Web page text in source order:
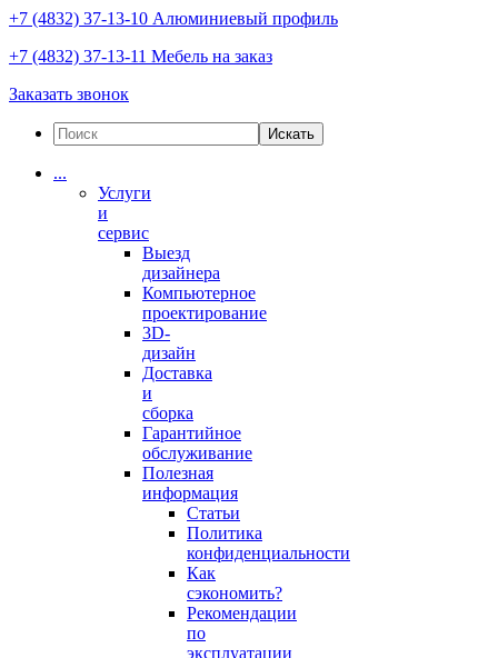
+7 (4832) 37-13-10 Алюминиевый профиль
+7 (4832) 37-13-11 Мебель на заказ
Заказать звонок
Искать
...
Услуги
и
сервис
Выезд
дизайнера
Компьютерное
проектирование
3D-
дизайн
Доставка
и
сборка
Гарантийное
обслуживание
Полезная
информация
Статьи
Политика
конфиденциальности
Как
сэкономить?
Рекомендации
по
эксплуатации